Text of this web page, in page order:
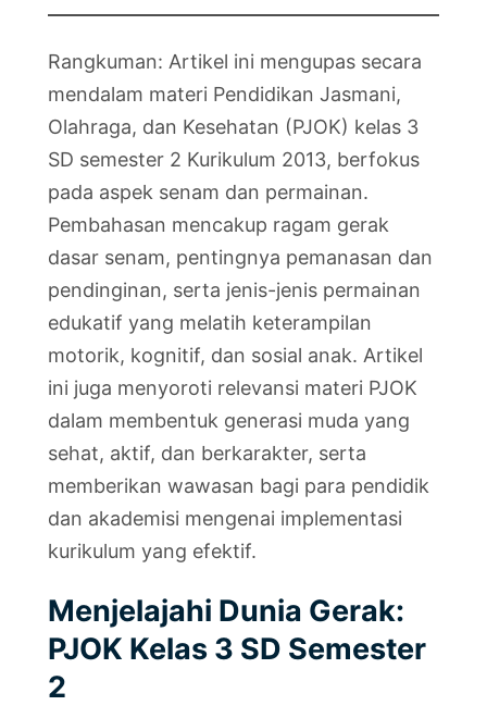
Rangkuman: Artikel ini mengupas secara
mendalam materi Pendidikan Jasmani,
Olahraga, dan Kesehatan (PJOK) kelas 3
SD semester 2 Kurikulum 2013, berfokus
pada aspek senam dan permainan.
Pembahasan mencakup ragam gerak
dasar senam, pentingnya pemanasan dan
pendinginan, serta jenis-jenis permainan
edukatif yang melatih keterampilan
motorik, kognitif, dan sosial anak. Artikel
ini juga menyoroti relevansi materi PJOK
dalam membentuk generasi muda yang
sehat, aktif, dan berkarakter, serta
memberikan wawasan bagi para pendidik
dan akademisi mengenai implementasi
kurikulum yang efektif.
Menjelajahi Dunia Gerak:
PJOK Kelas 3 SD Semester
2